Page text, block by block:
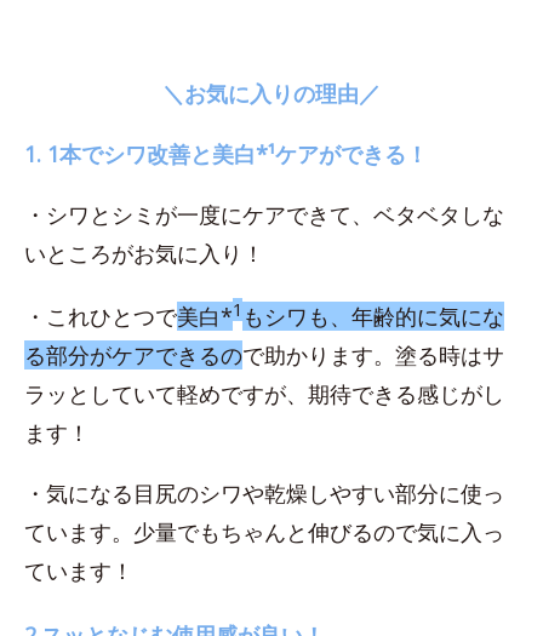
＼お気に入りの理由／
1. 1本でシワ改善と美白*¹ケアができる！
・シワとシミが一度にケアできて、ベタベタしな
いところがお気に入り！
・これひとつで美白*1 もシワも、年齢的に気にな
る部分がケアできるので助かります。塗る時はサ
ラッとしていて軽めですが、期待できる感じがし
ます！
・気になる目尻のシワや乾燥しやすい部分に使っ
ています。少量でもちゃんと伸びるので気に入っ
ています！